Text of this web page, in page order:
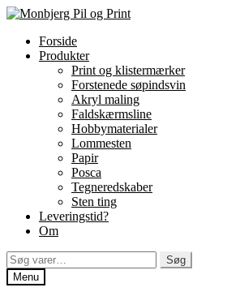
Spring
navigation
Spring
indholdForside
Produkter
Print og klistermærker
Forstenede søpindsvin
Akryl maling
Faldskærmsline
Hobbymaterialer
Lommesten
Papir
Posca
Tegneredskaber
Sten ting
Leveringstid?
Om
Søg
efter:
Søg
Menu